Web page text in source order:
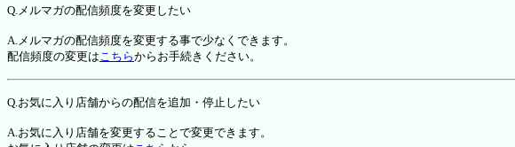
Q.メルマガの配信頻度を変更したい
A.メルマガの配信頻度を変更する事で少なくできます。
配信頻度の変更はこちらからお手続きください。
Q.お気に入り店舗からの配信を追加・停止したい
A.お気に入り店舗を変更することで変更できます。